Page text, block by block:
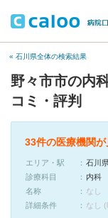
« 石川県全体の検索結果
野々市市の内
コミ・評判
33件の医療機関
エリア・駅
石川
診療科目
内科
名称
なし
詳細条件
なし